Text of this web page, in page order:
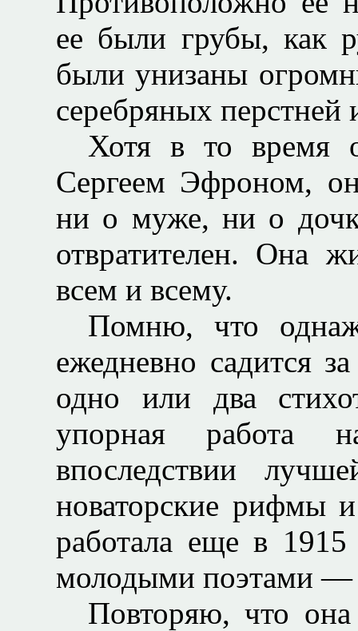
ее были грубы, как
были унизаны
серебряных перстней
Хотя в то время
Сергеем Эфроном,
ни о муже, ни о
отвратителен. Она
всем и всему.
Помню, что
ежедневно садится
одно или два
упорная работа
впоследствии
новаторские рифмы
работала еще в 1915
молодыми поэтами —
Повторяю, что